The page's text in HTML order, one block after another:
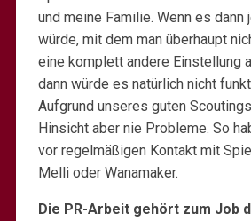
und meine Familie. Wenn es dann
würde, mit dem man überhaupt
eine komplett andere Einstellung
dann würde es natürlich nicht
Aufgrund unseres guten
Hinsicht aber nie Probleme. So
vor regelmäßigen Kontakt mit
Melli oder Wanamaker.
Die PR-Arbeit gehört zum Job